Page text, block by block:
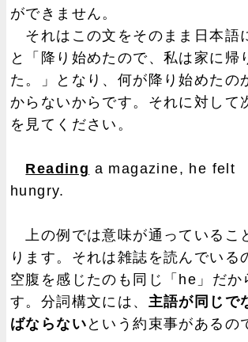
ができません。
それはこの文をそのまま日本語
と「降り始めたので、私は家に帰
た。」となり、何が降り始めたの
からないからです。それに対して
を見てください。
Reading a magazine, he felt
hungry.
上の例では意味が通っているこ
ります。それは雑誌を読んでいる
空腹を感じたのも同じ「he」だか
す。分詞構文には、 主語が同じで
ばならない という約束事があるの